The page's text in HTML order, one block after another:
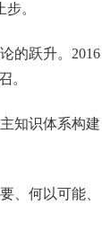
。
的跃升。2016
。
知识体系构建
、何以可能、